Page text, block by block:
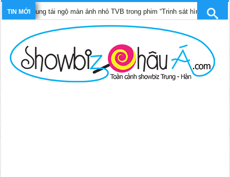
TIN MỚI
Dung tái ngộ màn ảnh nhỏ TVB trong phim “Trinh sát hình sự 12”